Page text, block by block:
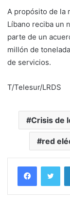
A propósito de la
Líbano reciba un
parte de un
millón de
de servicios.
T/Telesur/LRDS
Crisis de
red
Facebook